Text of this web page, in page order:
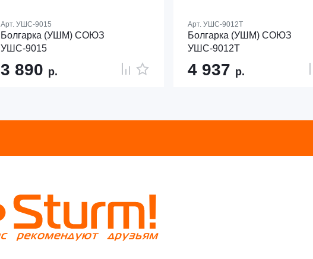
Арт. УШС-9015
Болгарка (УШМ) СОЮЗ
УШС-9015
3 890 р.
Арт.УШС-9012Т
Болгарка (УШМ) СОЮЗ
УШС-9012Т
4 937 р.